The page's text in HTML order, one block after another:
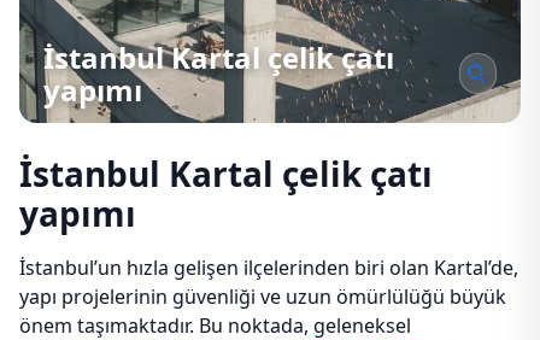
İstanbul Kartal çelik çatı
yapımı
İstanbul Kartal çelik çatı
yapımı
İstanbul’un hızla gelişen ilçelerinden biri olan Kartal’de,
yapı projelerinin güvenliği ve uzun ömürlülüğü büyük
önem taşımaktadır. Bu noktada, geleneksel